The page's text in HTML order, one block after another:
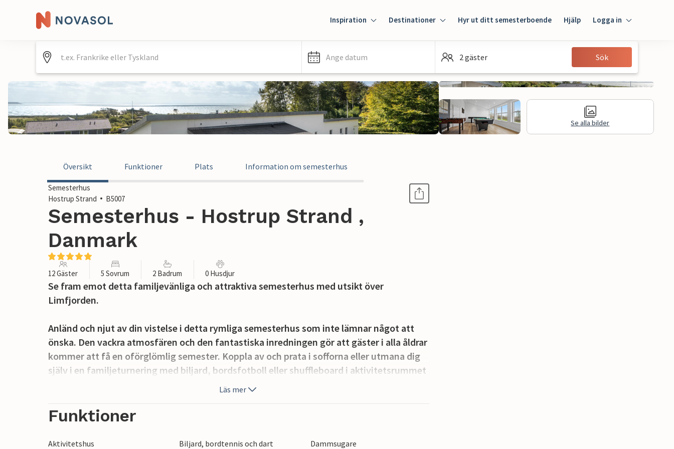
Inspiration Destinationer Hyr ut ditt semesterboende Hjälp Logga in
Gäst
Ange datum 2 gäster Sök
Se alla bilder
Översikt Funktioner Plats Information om semesterhus
Semesterhus
Hostrup Strand
B5007
Semesterhus - Hostrup Strand ,
Danmark
12 Gäster 5 Sovrum 2 Badrum 0 Husdjur
Se fram emot detta familjevänliga och attraktiva semesterhus med utsikt över
Limfjorden.
Anländ och njut av din vistelse i detta rymliga semesterhus som inte lämnar något att
önska. Den vackra atmosfären och den fantastiska inredningen gör att gäster i alla åldrar
kommer att få en oförglömlig semester. Koppla av och prata i sofforna eller utmana dig
själv i en familjeturnering med biljard, bordsfotboll eller shuffleboard i aktivitetsrummet
eller håll igång med ditt fitnessprogram. Wellnessentusiaster kan koppla av i
och njut av dina måltider på terrassen i kvällssolens sken under sommarmånaderna.
Detta mysigt inredda semesterhus ligger på en naturtomt som erbjuder gott om
Läs mer
Funktioner
Aktivitetshus Biljard, bordtennis och dart
Dammsugare